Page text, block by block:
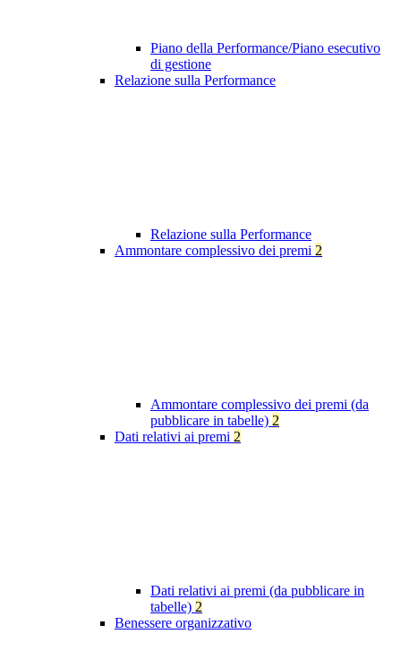
Piano della Performance/Piano esecutivo
di gestione
Relazione sulla Performance
Relazione sulla Performance
Ammontare complessivo dei premi 2
Ammontare complessivo dei premi (da
pubblicare in tabelle) 2
Dati relativi ai premi 2
Dati relativi ai premi (da pubblicare in
tabelle) 2
Benessere organizzativo